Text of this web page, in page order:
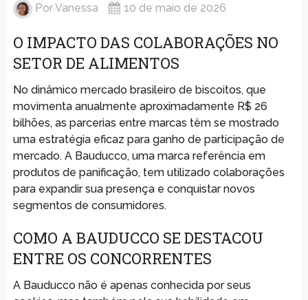
PorVanessa 10 de maio de 2026
O IMPACTO DAS COLABORAÇÕES NO
SETOR DE ALIMENTOS
No dinâmico mercado brasileiro de biscoitos, que
movimenta anualmente aproximadamente R$ 26
bilhões, as parcerias entre marcas têm se mostrado
uma estratégia eficaz para ganho de participação de
mercado. A Bauducco, uma marca referência em
produtos de panificação, tem utilizado colaborações
para expandir sua presença e conquistar novos
segmentos de consumidores.
COMO A BAUDUCCO SE DESTACOU
ENTRE OS CONCORRENTES
A Bauducco não é apenas conhecida por seus